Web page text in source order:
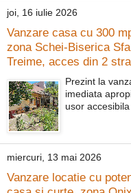
joi, 16 iulie 2026
Vanzare casa cu 300
zona Schei-Biserica
Treime, acces din 2
Prezint la
imediata
usor
miercuri, 13 mai 2026
Vanzare locatie cu